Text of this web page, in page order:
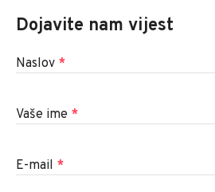
Dojavite nam vijest
Naslov *
Vaše ime *
E-mail *